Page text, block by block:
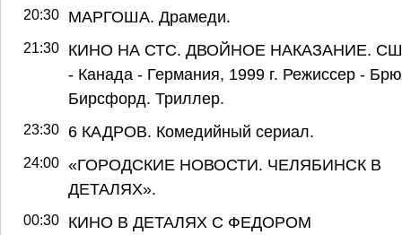
20:30 МАРГОША. Драмеди.
21:30
КИНО НА СТС. ДВОЙНОЕ НАКАЗАНИЕ.
- Канада - Германия, 1999 г. Режиссер -
Бирсфорд. Триллер.
23:30 6 КАДРОВ. Комедийный сериал.
24:00 «ГОРОДСКИЕ НОВОСТИ. ЧЕЛЯБИНСК В
ДЕТАЛЯХ».
00:30
КИНО В ДЕТАЛЯХ С ФЕДОРОМ